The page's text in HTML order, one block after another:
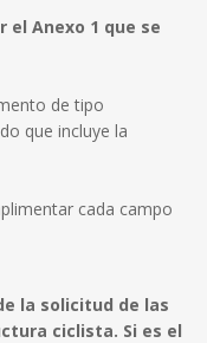
el Anexo 1 que se
de tipo
que incluye la
cada campo
la solicitud de las
ciclista. Si es el